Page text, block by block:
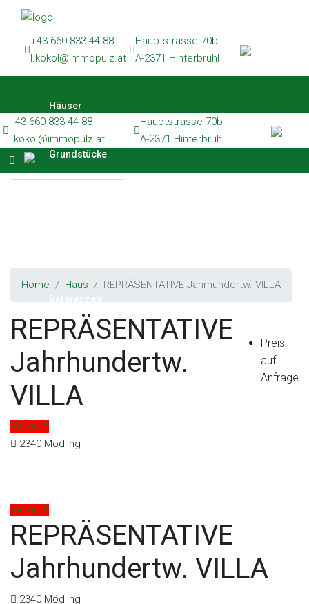
Häuser
Wohnungen
Gewerbe
Referenzen
+43 660 833 44 88
l.kokol@immopulz.at
Hauptstrasse 70b
A-2371 Hinterbrühl
Häuser
Grundstücke
+43 660 833 44 88
l.kokol@immopulz.at
Hauptstrasse 70b
A-2371 Hinterbrühl
Home Haus REPRÄSENTATIVE Jahrhundertw. VILLA
REPRÄSENTATIVE
Jahrhundertw.
VILLA
Preis
auf
Anfrage
Verkauft
2340 Mödling
Verkauft
REPRÄSENTATIVE
Jahrhundertw. VILLA
2340 Mödling